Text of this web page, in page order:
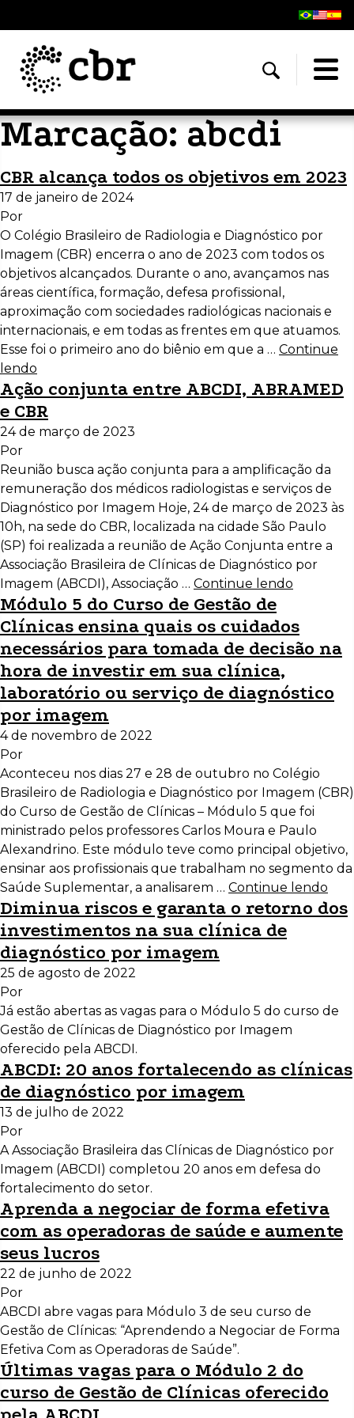
Marcação:abcdi
CBR alcança todos os objetivos em 2023
17 de janeiro de 2024
Por
O Colégio Brasileiro de Radiologia e Diagnóstico por
Imagem (CBR) encerra o ano de 2023 com todos os
objetivos alcançados. Durante o ano, avançamos nas
áreas científica, formação, defesa profissional,
aproximação com sociedades radiológicas nacionais e
internacionais, e em todas as frentes em que atuamos.
Esse foi o primeiro ano do biênio em que a … Continue
lendo
Ação conjunta entre ABCDI, ABRAMED
e CBR
24 de março de 2023
Por
Reunião busca ação conjunta para a amplificação da
remuneração dos médicos radiologistas e serviços de
Diagnóstico por Imagem Hoje, 24 de março de 2023 às
10h, na sede do CBR, localizada na cidade São Paulo
(SP) foi realizada a reunião de Ação Conjunta entre a
Associação Brasileira de Clínicas de Diagnóstico por
Imagem (ABCDI), Associação … Continue lendo
Módulo 5 do Curso de Gestão de
Clínicas ensina quais os cuidados
necessários para tomada de decisão na
hora de investir em sua clínica,
laboratório ou serviço de diagnóstico
por imagem
4 de novembro de 2022
Por
Aconteceu nos dias 27 e 28 de outubro no Colégio
Brasileiro de Radiologia e Diagnóstico por Imagem (CBR)
do Curso de Gestão de Clínicas – Módulo 5 que foi
ministrado pelos professores Carlos Moura e Paulo
Alexandrino. Este módulo teve como principal objetivo,
ensinar aos profissionais que trabalham no segmento da
Saúde Suplementar, a analisarem … Continue lendo
Diminua riscos e garanta o retorno dos
investimentos na sua clínica de
diagnóstico por imagem
25 de agosto de 2022
Por
Já estão abertas as vagas para o Módulo 5 do curso de
Gestão de Clínicas de Diagnóstico por Imagem
oferecido pela ABCDI.
ABCDI: 20 anos fortalecendo as clínicas
de diagnóstico por imagem
13 de julho de 2022
Por
A Associação Brasileira das Clínicas de Diagnóstico por
Imagem (ABCDI) completou 20 anos em defesa do
fortalecimento do setor.
Aprenda a negociar de forma efetiva
com as operadoras de saúde e aumente
seus lucros
22 de junho de 2022
Por
ABCDI abre vagas para Módulo 3 de seu curso de
Gestão de Clínicas: “Aprendendo a Negociar de Forma
Efetiva Com as Operadoras de Saúde”.
Últimas vagas para o Módulo 2 do
curso de Gestão de Clínicas oferecido